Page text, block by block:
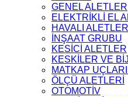
GENEL ALETLER
ELEKTRİKLİ EL
HAVALI ALETLER
İNŞAAT GRUBU
KESİCİ ALETLER
KESKİLER VE
MATKAP
ÖLÇÜ ALETLERİ
OTOMOTİV